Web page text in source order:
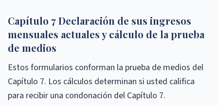
Capítulo 7 Declaración de sus ingresos
mensuales actuales y cálculo de la prueba
de medios
Estos formularios conforman la prueba de medios del
Capítulo 7. Los cálculos determinan si usted califica
para recibir una condonación del Capítulo 7.